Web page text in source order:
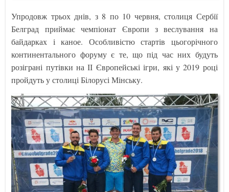
Упродовж трьох днів, з 8 по 10 червня, столиця Сербії
Белград приймає чемпіонат Європи з веслування на
байдарках і каное. Особливістю стартів цьогорічного
континентального форуму є те, що під час них будуть
розіграні путівки на ІІ Європейські ігри, які у 2019 році
пройдуть у столиці Білорусі Мінську.